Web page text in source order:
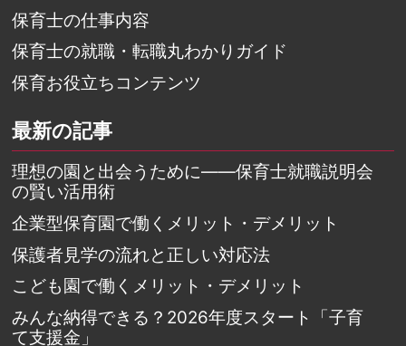
保育士の仕事内容
保育士の就職・転職丸わかりガイド
保育お役立ちコンテンツ
最新の記事
理想の園と出会うために――保育士就職説明会
の賢い活用術
企業型保育園で働くメリット・デメリット
保護者見学の流れと正しい対応法
こども園で働くメリット・デメリット
みんな納得できる？2026年度スタート「子育
て支援金」